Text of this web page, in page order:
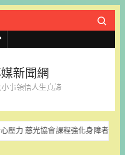
Search
官
LINE新聞網
事領悟人生真諦
程強化身障者婚姻情感經營能力